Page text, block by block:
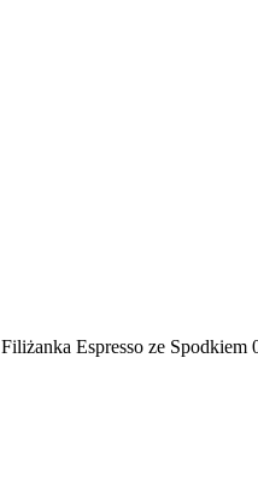
Filiżanka Espresso ze